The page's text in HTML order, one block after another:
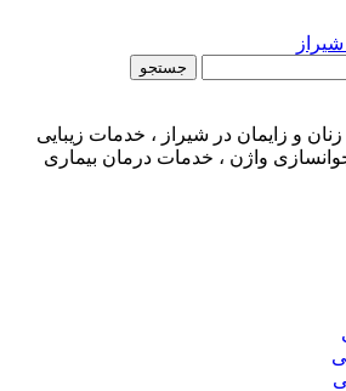
و زایمان در شیراز ، خدمات زیبایی
جوانسازی واژن ، خدمات درمان بیماری